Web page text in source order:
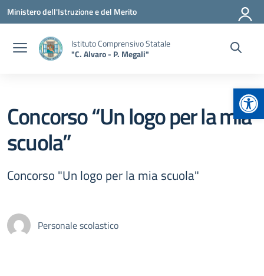
Vai ai contenuti
Vai al menu di navigazione
Vai al footer
Ministero dell'Istruzione e del Merito
Istituto Comprensivo Statale
"C. Alvaro - P. Megali"
Concorso “Un logo per la mia
scuola”
Concorso "Un logo per la mia scuola"
Personale scolastico